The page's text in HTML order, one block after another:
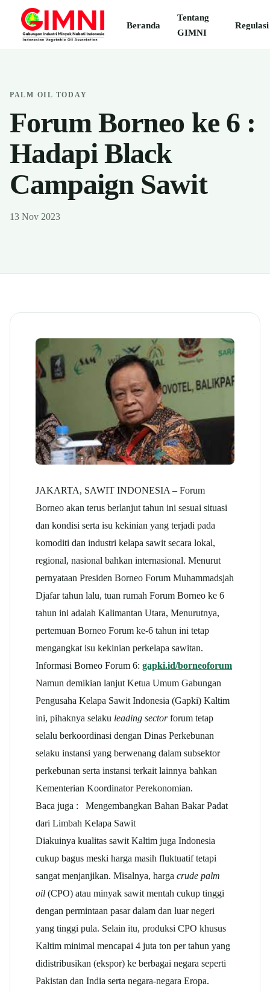
Beranda
Tentang
GIMNI
Regulasi
PALM OIL TODAY
Forum Borneo ke 6 :
Hadapi Black
Campaign Sawit
13 Nov 2023
JAKARTA, SAWIT INDONESIA – Forum
Borneo akan terus berlanjut tahun ini sesuai situasi
dan kondisi serta isu kekinian yang terjadi pada
komoditi dan industri kelapa sawit secara lokal,
regional, nasional bahkan internasional. Menurut
pernyataan Presiden Borneo Forum Muhammadsjah
Djafar tahun lalu, tuan rumah Forum Borneo ke 6
tahun ini adalah Kalimantan Utara, Menurutnya,
pertemuan Borneo Forum ke-6 tahun ini tetap
mengangkat isu kekinian perkelapa sawitan.
Informasi Borneo Forum 6: gapki.id/borneoforum
Namun demikian lanjut Ketua Umum Gabungan
Pengusaha Kelapa Sawit Indonesia (Gapki) Kaltim
ini, pihaknya selaku leading sectorforum tetap
selalu berkoordinasi dengan Dinas Perkebunan
selaku instansi yang berwenang dalam subsektor
perkebunan serta instansi terkait lainnya bahkan
Kementerian Koordinator Perekonomian.
Baca juga :
Mengembangkan Bahan Bakar Padat
dari Limbah Kelapa Sawit
Diakuinya kualitas sawit Kaltim juga Indonesia
cukup bagus meski harga masih fluktuatif tetapi
sangat menjanjikan. Misalnya, harga crude palm
oil (CPO) atau minyak sawit mentah cukup tinggi
dengan permintaan pasar dalam dan luar negeri
yang tinggi pula. Selain itu, produksi CPO khusus
Kaltim minimal mencapai 4 juta ton per tahun yang
didistribusikan (ekspor) ke berbagai negara seperti
Pakistan dan India serta negara-negara Eropa.